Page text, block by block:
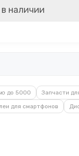
наличии
до 5000
Запчасти
для смартфонов